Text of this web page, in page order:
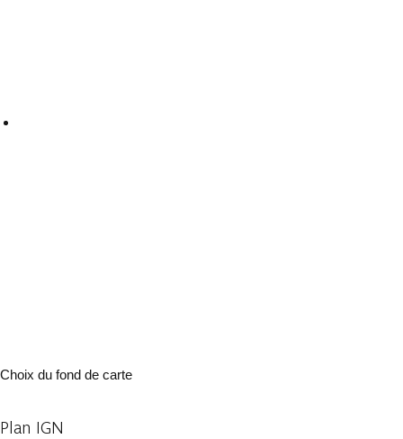
Choix du fond de carte
Plan IGN